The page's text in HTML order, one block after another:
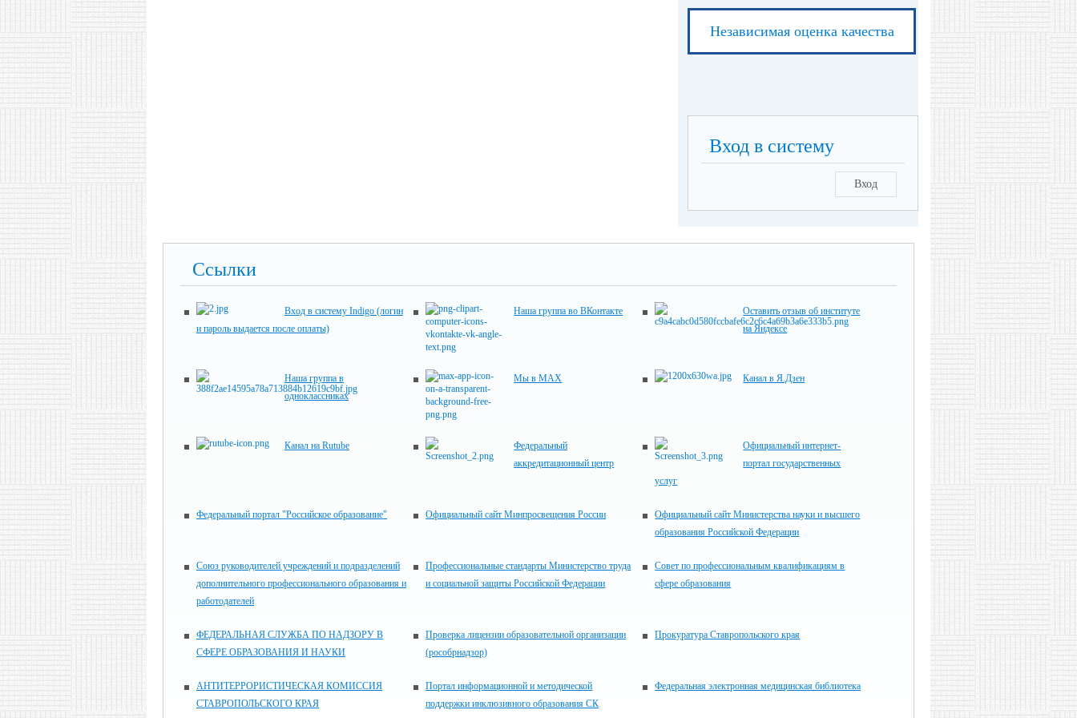
Независимая оценка качества
Вход в систему
Вход
Ссылки
Вход в систему Indigo (логин
и пароль выдается после оплаты)
Наша группа во ВКонтакте
Оставить отзыв об институте
на Яндексе
Наша группа в
одноклассниках
Мы в MAX Канал в Я.Дзен
Канал на Rutube
Федеральный
аккредитационный центр
Официальный интернет-
портал государственных
услуг
Федеральный портал "Российское образование" Официальный сайт Минпросвещения России
Официальный сайт Министерства науки и высшего
образования Российской Федерации
Союз руководителей учреждений и подразделений
дополнительного профессионального образования и
работодателей
Профессиональные стандарты Министерство труда
и социальной защиты Российской Федерации
Совет по профессиональным квалификациям в
сфере образования
ФЕДЕРАЛЬНАЯ СЛУЖБА ПО НАДЗОРУ В
СФЕРЕ ОБРАЗОВАНИЯ И НАУКИ
Проверка лицензии образовательной организации
(рособрнадзор)
Прокуратура Ставропольского края
АНТИТЕРРОРИСТИЧЕСКАЯ КОМИССИЯ
СТАВРОПОЛЬСКОГО КРАЯ
Портал информационной и методической
поддержки инклюзивного образования СК
Федеральная электронная медицинская библиотека